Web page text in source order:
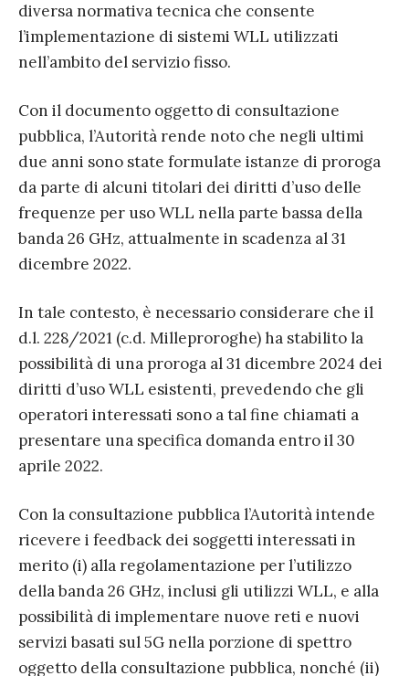
diversa normativa tecnica che consente
l’implementazione di sistemi WLL utilizzati
nell’ambito del servizio fisso.
Con il documento oggetto di consultazione
pubblica, l’Autorità rende noto che negli ultimi
due anni sono state formulate istanze di proroga
da parte di alcuni titolari dei diritti d’uso delle
frequenze per uso WLL nella parte bassa della
banda 26 GHz, attualmente in scadenza al 31
dicembre 2022.
In tale contesto, è necessario considerare che il
d.l. 228/2021 (c.d. Milleproroghe) ha stabilito la
possibilità di una proroga al 31 dicembre 2024 dei
diritti d’uso WLL esistenti, prevedendo che gli
operatori interessati sono a tal fine chiamati a
presentare una specifica domanda entro il 30
aprile 2022.
Con la consultazione pubblica l’Autorità intende
ricevere i feedback dei soggetti interessati in
merito (i) alla regolamentazione per l’utilizzo
della banda 26 GHz, inclusi gli utilizzi WLL, e alla
possibilità di implementare nuove reti e nuovi
servizi basati sul 5G nella porzione di spettro
oggetto della consultazione pubblica, nonché (ii)